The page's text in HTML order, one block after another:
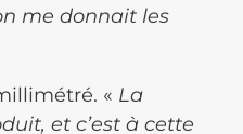
me donnait les
« La
et c’est à cette